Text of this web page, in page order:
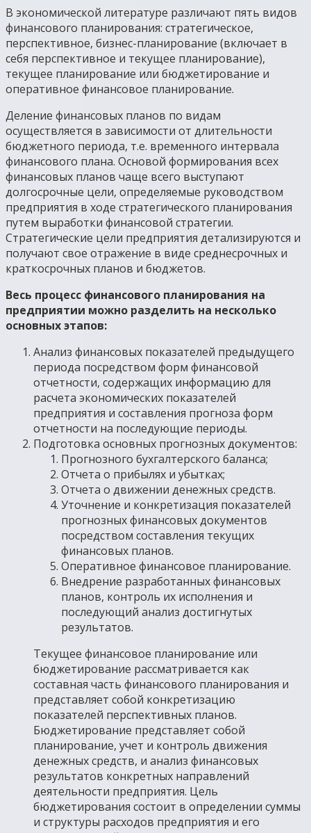
В экономической литературе различают пять видов
финансового планирования: стратегическое,
перспективное, бизнес-планирование (включает в
себя перспективное и текущее планирование),
текущее планирование или бюджетирование и
оперативное финансовое планирование.
Деление финансовых планов по видам
осуществляется в зависимости от длительности
бюджетного периода, т.е. временного интервала
финансового плана. Основой формирования всех
финансовых планов чаще всего выступают
долгосрочные цели, определяемые руководством
предприятия в ходе стратегического планирования
путем выработки финансовой стратегии.
Стратегические цели предприятия детализируются и
получают свое отражение в виде среднесрочных и
краткосрочных планов и бюджетов.
Весь процесс финансового планирования на
предприятии можно разделить на несколько
основных этапов:
Анализ финансовых показателей предыдущего
периода посредством форм финансовой
отчетности, содержащих информацию для
расчета экономических показателей
предприятия и составления прогноза форм
отчетности на последующие периоды.
Подготовка основных прогнозных документов:
Прогнозного бухгалтерского баланса;
Отчета о прибылях и убытках;
Отчета о движении денежных средств.
Уточнение и конкретизация показателей
прогнозных финансовых документов
посредством составления текущих
финансовых планов.
Оперативное финансовое планирование.
Внедрение разработанных финансовых
планов, контроль их исполнения и
последующий анализ достигнутых
результатов.
Текущее финансовое планирование или
бюджетирование рассматривается как
составная часть финансового планирования и
представляет собой конкретизацию
показателей перспективных планов.
Бюджетирование представляет собой
планирование, учет и контроль движения
денежных средств, и анализ финансовых
результатов конкретных направлений
деятельности предприятия. Цель
бюджетирования состоит в определении суммы
и структуры расходов предприятия и его